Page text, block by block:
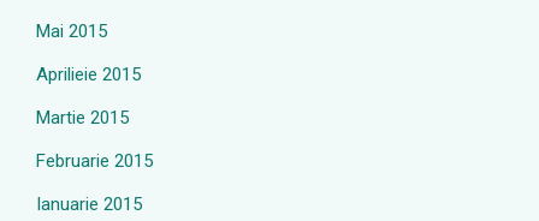
Mai 2015
Aprilieie 2015
Martie 2015
Februarie 2015
Ianuarie 2015